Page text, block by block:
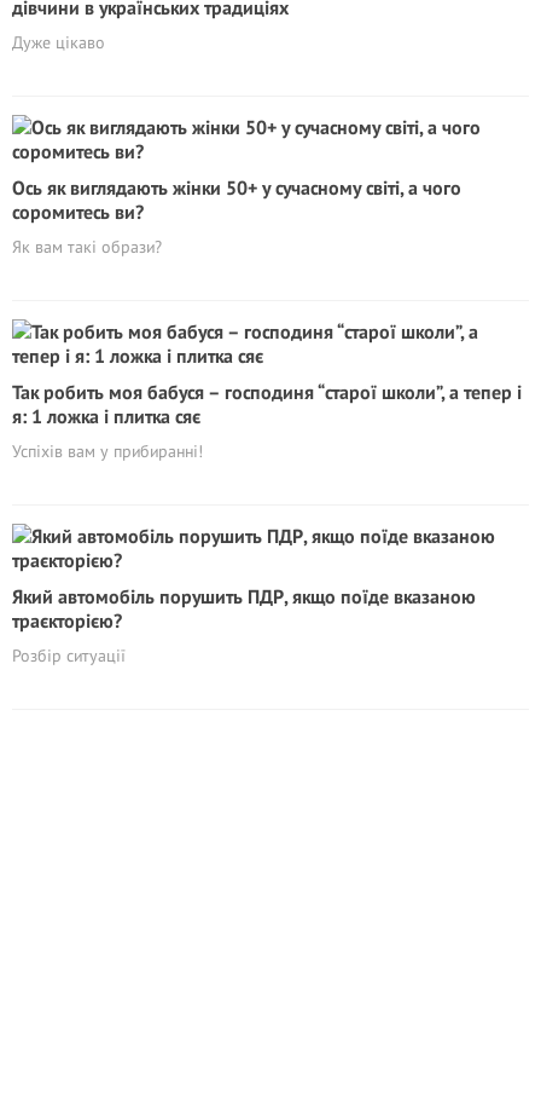
дівчини в українських традиціях
Дуже цікаво
Ось як виглядають жінки 50+ у сучасному світі, а чого
соромитесь ви?
Як вам такі образи?
Так робить моя бабуся – господиня “старої школи”, а тепер і
я: 1 ложка і плитка сяє
Успіхів вам у прибиранні!
Який автомобіль порушить ПДР, якщо поїде вказаною
траєкторією?
Розбір ситуації